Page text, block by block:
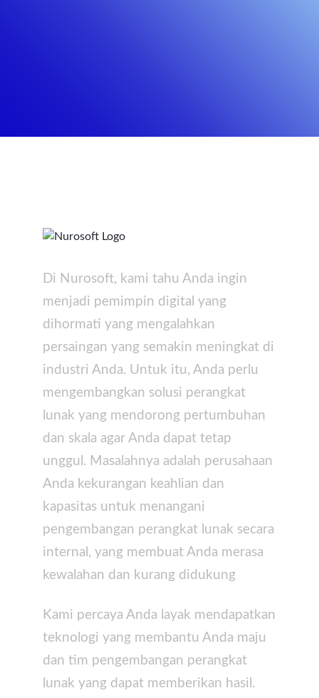
Di Nurosoft, kami tahu Anda ingin
menjadi pemimpin digital yang
dihormati yang mengalahkan
persaingan yang semakin meningkat di
industri Anda. Untuk itu, Anda perlu
mengembangkan solusi perangkat
lunak yang mendorong pertumbuhan
dan skala agar Anda dapat tetap
unggul. Masalahnya adalah perusahaan
Anda kekurangan keahlian dan
kapasitas untuk menangani
pengembangan perangkat lunak secara
internal, yang membuat Anda merasa
kewalahan dan kurang didukung
Kami percaya Anda layak mendapatkan
teknologi yang membantu Anda maju
dan tim pengembangan perangkat
lunak yang dapat memberikan hasil.